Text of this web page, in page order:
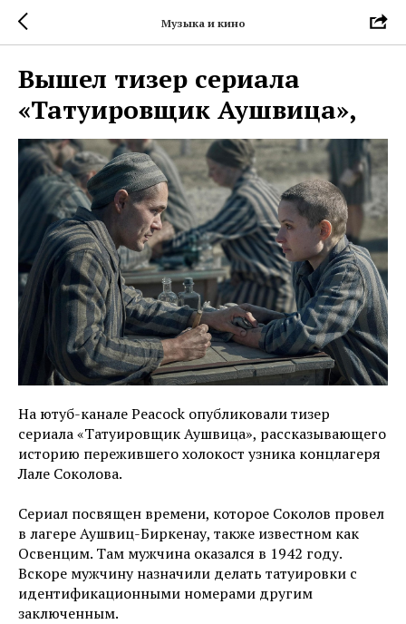
Музыка и кино
Вышел тизер сериала
«Татуировщик Аушвица»,
На ютуб-канале Peacock опубликовали тизер
сериала «Татуировщик Аушвица», рассказывающего
историю пережившего холокост узника концлагеря
Лале Соколова.
Сериал посвящен времени, которое Соколов провел
в лагере Аушвиц-Биркенау, также известном как
Освенцим. Там мужчина оказался в 1942 году.
Вскоре мужчину назначили делать татуировки с
идентификационными номерами другим
заключенным.